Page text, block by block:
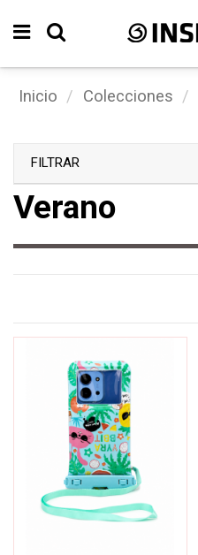
Inicio Colecciones
Verano
FILTRAR